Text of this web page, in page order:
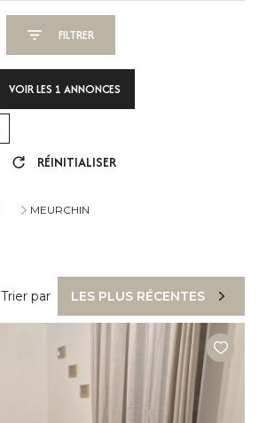
FILTRER
VOIR LES 1 ANNONCES
RÉINITIALISER
MEURCHIN
Trier par LES PLUS RÉCENTES